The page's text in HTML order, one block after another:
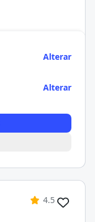
Alterar
Alterar
4.5